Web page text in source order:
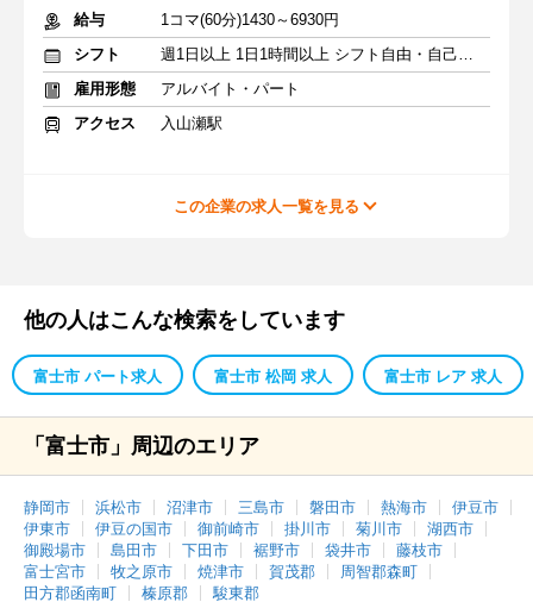
給与
1コマ(60分)1430～6930円
シフト
週1日以上 1日1時間以上 シフト自由・自己申告
雇用形態
アルバイト・パート
アクセス
入山瀬駅
この企業の求人一覧を見る
他の人はこんな検索をしています
富士市 パート求人 富士市 松岡 求人 富士市 レア 求人
「富士市」周辺のエリア
静岡市 浜松市 沼津市 三島市 磐田市 熱海市
伊豆市
伊東市
伊豆の国市 御前崎市 掛川市 菊川市
湖西市
御殿場市
島田市 下田市 裾野市 袋井市
藤枝市
富士宮市
牧之原市 焼津市 賀茂郡
周智郡森町
田方郡函南町
榛原郡 駿東郡